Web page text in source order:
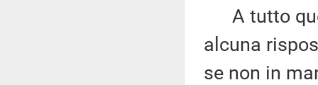
A tutto
alcuna
se non in